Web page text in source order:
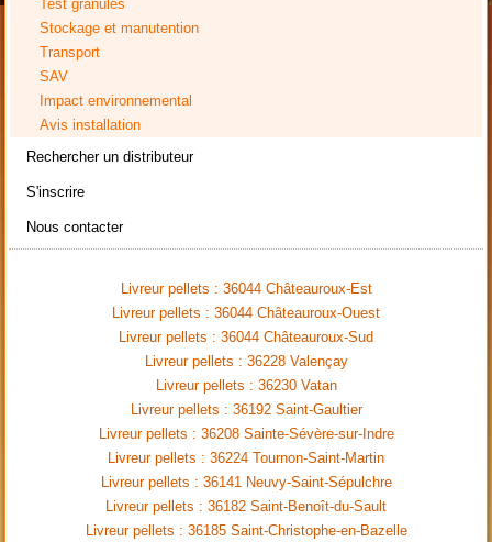
Test granulés
Stockage et manutention
Transport
SAV
Impact environnemental
Avis installation
Rechercher un distributeur
S'inscrire
Nous contacter
Livreur pellets : 36044 Châteauroux-Est
Livreur pellets : 36044 Châteauroux-Ouest
Livreur pellets : 36044 Châteauroux-Sud
Livreur pellets : 36228 Valençay
Livreur pellets : 36230 Vatan
Livreur pellets : 36192 Saint-Gaultier
Livreur pellets : 36208 Sainte-Sévère-sur-Indre
Livreur pellets : 36224 Tournon-Saint-Martin
Livreur pellets : 36141 Neuvy-Saint-Sépulchre
Livreur pellets : 36182 Saint-Benoît-du-Sault
Livreur pellets : 36185 Saint-Christophe-en-Bazelle